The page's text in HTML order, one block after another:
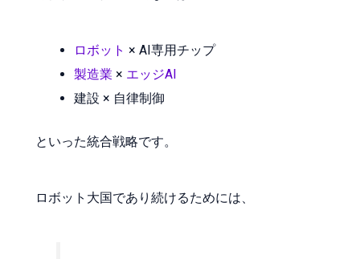
ロボット × AI専用チップ
製造業 × エッジAI
建設 × 自律制御
といった統合戦略です。
ロボット大国であり続けるためには、